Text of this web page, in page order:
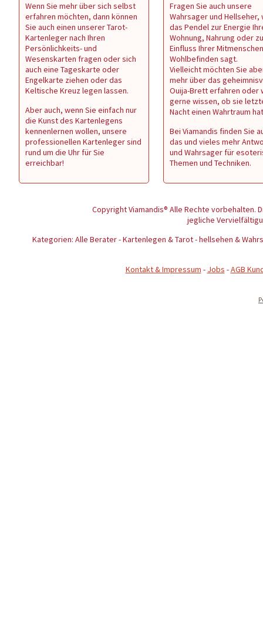
Wenn Sie mehr über sich selbst
erfahren möchten, dann können
Sie auch einen unserer Tarot-
Kartenleger nach Ihren
Persönlichkeits- und
Wesenskarten fragen oder sich
auch eine Tageskarte oder
Engelkarte ziehen oder das
Keltische Kreuz legen lassen.
Aber auch, wenn Sie einfach nur
die Kunst des Kartenlegens
kennenlernen wollen, unsere
professionellen Kartenleger sind
rund um die Uhr für Sie
erreichbar!
Fragen Sie auch unsere
Wahrsager und Hellseher,
das Pendel zur Energie
Wohnung, Nahrung oder
Einfluss Ihrer
Wohlbefinden sagt.
Vielleicht möchten Sie
mehr über das
Ouija-Brett erfahren oder
gerne wissen, ob sie
Nacht einen Wahrtraum
Bei Viamandis finden Sie
das und vieles mehr
und Wahrsager für
Themen und Techniken.
Copyright Viamandis® Alle Rechte vorbehalten.
jegliche
Kategorien: Alle Berater - Kartenlegen & Tarot - hellsehen &
Kontakt & Impressum - Jobs -AGB